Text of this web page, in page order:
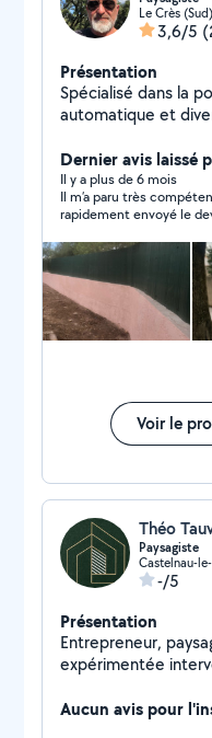
Le Crès (Sud)
3,6/5
Présentation
Spécialisé dans la
automatique et
Dernier avis laissé
Il y a plus de 6 mois
Il m’a paru très
rapidement envoyé le devis
finale
Voir le
Paysagiste
-/5
Présentation
Entrepreneur,
expérimentée
extérieurs, du
Aucun avis pour